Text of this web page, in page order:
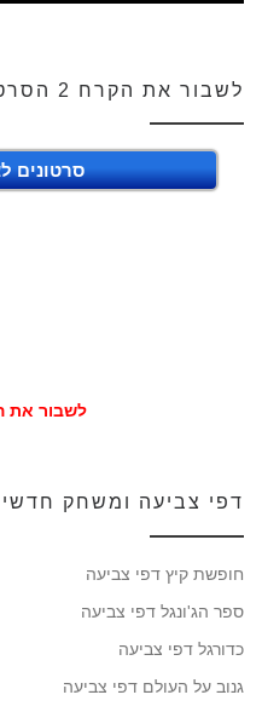
לשבור את הקרח 2 הסרט
סרטונים
לשבור את
דפי צביעה ומשחק
חופשת קיץ דפי צביעה
ספר הג'ונגל דפי צביעה
כדורגל דפי צביעה
גנוב על העולם דפי צביעה